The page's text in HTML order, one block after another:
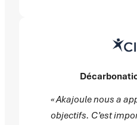
« Akajoule nous a
objectifs. C’est